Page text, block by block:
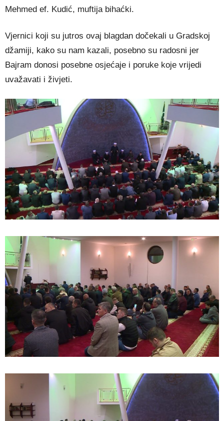
Mehmed ef. Kudić, muftija bihaćki.
Vjernici koji su jutros ovaj blagdan dočekali u Gradskoj
džamiji, kako su nam kazali, posebno su radosni jer
Bajram donosi posebne osjećaje i poruke koje vrijedi
uvažavati i živjeti.